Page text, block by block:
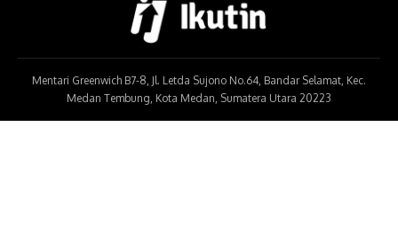
Mentari Greenwich B7-8, Jl. Letda Sujono No.64, Bandar Selamat, Kec.
Medan Tembung, Kota Medan, Sumatera Utara 20223